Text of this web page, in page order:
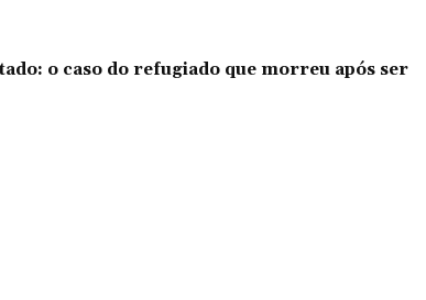
o caso do refugiado que morreu após ser